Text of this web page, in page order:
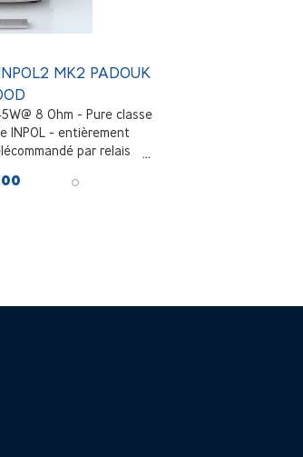
MK2 PADOUK
8 Ohm - Pure classe
INPOL - entièrement
par relais
en bois de padouk